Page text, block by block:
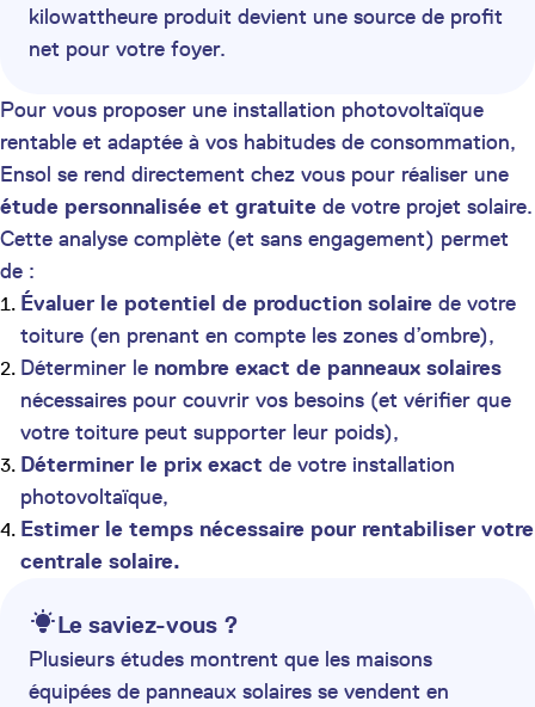
kilowattheure produit devient une source de profit
net pour votre foyer.
Pour vous proposer une installation photovoltaïque
rentable et adaptée à vos habitudes de consommation,
Ensol se rend directement chez vous pour réaliser une
étude personnalisée et gratuite de votre projet solaire.
Cette analyse complète (et sans engagement) permet
de :
Évaluer le potentiel de production solaire de votre
toiture (en prenant en compte les zones d’ombre),
Déterminer le nombre exact de panneaux solaires
nécessaires pour couvrir vos besoins (et vérifier que
votre toiture peut supporter leur poids),
Déterminer le prix exact de votre installation
photovoltaïque,
Estimer le temps nécessaire pour rentabiliser votre
centrale solaire.
Le saviez-vous ?
Plusieurs études montrent que les maisons
équipées de panneaux solaires se vendent en